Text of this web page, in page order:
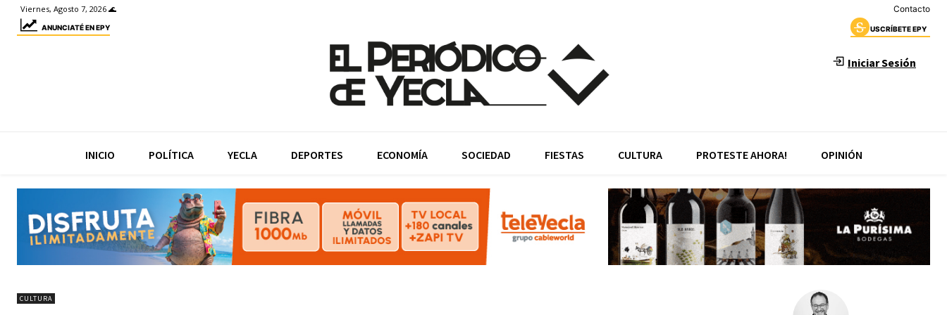
Viernes, Agosto 7, 2026 🌊 Contacto
ANUNCIATÉ EN EPY USCRÍBETE EPY
Iniciar Sesión
INICIO POLÍTICA YECLA DEPORTES ECONOMÍA SOCIEDAD FIESTAS CULTURA PROTESTE AHORA! OPINIÓN
CULTURA